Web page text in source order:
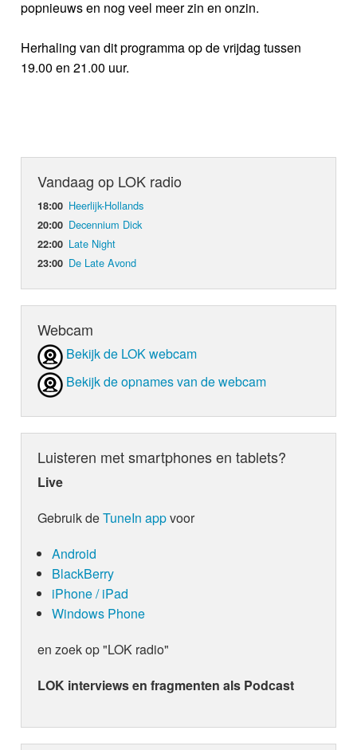
popnieuws en nog veel meer zin en onzin.
Herhaling van dit programma op de vrijdag tussen
19.00 en 21.00 uur.
Vandaag op LOK radio
18:00 Heerlijk-Hollands
20:00 Decennium Dick
22:00 Late Night
23:00 De Late Avond
Webcam
Bekijk de LOK webcam
Bekijk de opnames van de webcam
Luisteren met smartphones en tablets?
Live
Gebruik deTuneIn appvoor
Android
BlackBerry
iPhone / iPad
Windows Phone
en zoek op "LOK radio"
LOK interviews en fragmenten als Podcast